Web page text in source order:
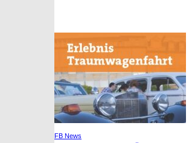
FB News